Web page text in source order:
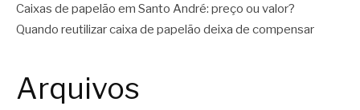
Caixas de papelão em Santo André: preço ou valor?
Quando reutilizar caixa de papelão deixa de compensar
Arquivos